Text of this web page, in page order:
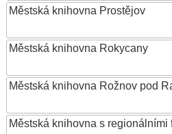
Městská knihovna Prostějov
Městská knihovna Rokycany
Městská knihovna Rožnov pod
Městská knihovna s regionálními